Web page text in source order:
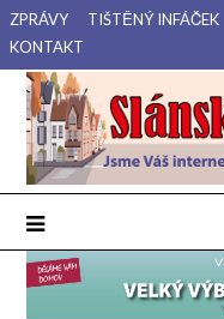
Přejdi
na
obsah
ZPRÁVY TIŠTĚNÝ INFÁČEK
KONTAKT
Váš internetový deník a